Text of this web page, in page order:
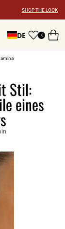
SHOP THE LOOK
DE 0
Stil:
eines